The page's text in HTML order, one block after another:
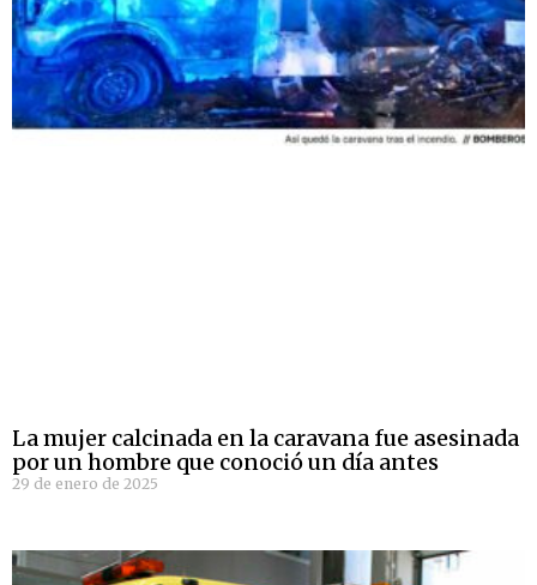
La mujer calcinada en la caravana fue asesinada
por un hombre que conoció un día antes
29 de enero de 2025